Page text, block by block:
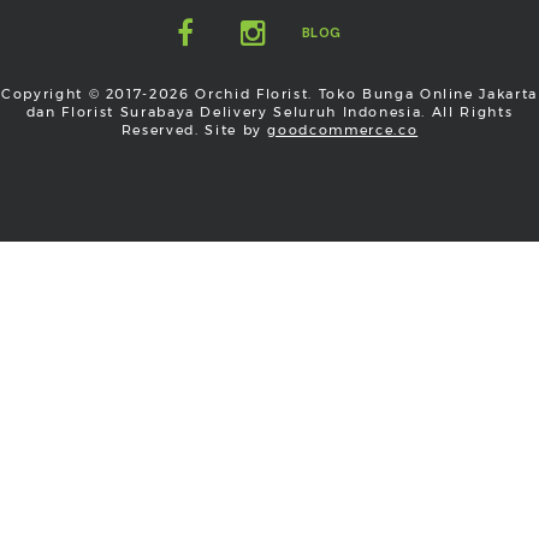
BLOG
Copyright © 2017-2026 Orchid Florist. Toko Bunga Online Jakarta
dan Florist Surabaya Delivery Seluruh Indonesia. All Rights
Reserved. Site bygoodcommerce.co